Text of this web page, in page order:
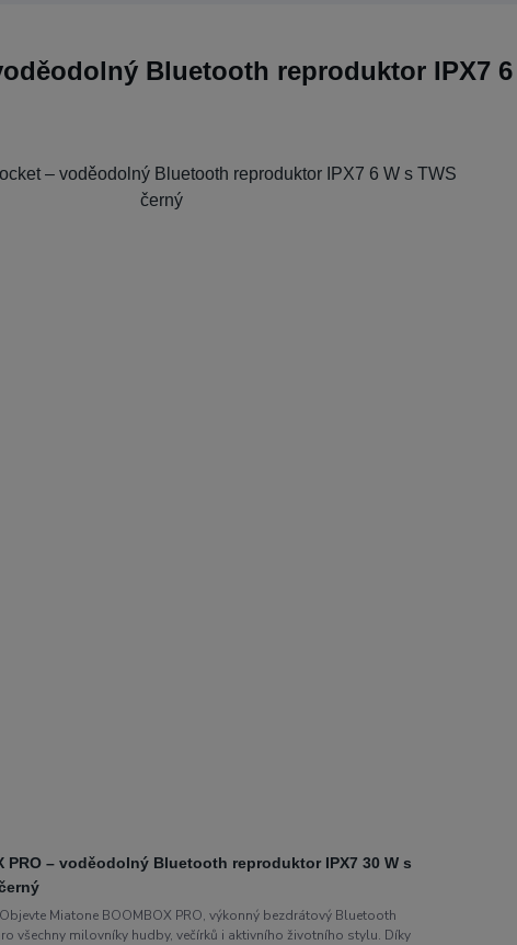
Bluetooth reproduktor IPX7
PRO – voděodolný Bluetooth reproduktor IPX7 30 W s
Objevte Miatone BOOMBOX PRO, výkonný bezdrátový Bluetooth
všechny milovníky hudby, večírků i aktivního životního stylu. Díky